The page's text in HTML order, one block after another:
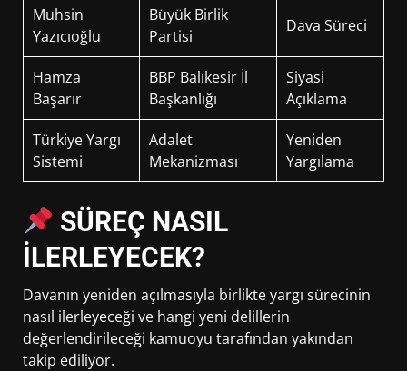
Muhsin
Yazıcıoğlu
Büyük Birlik
Partisi
Dava Süreci
Hamza
Başarır
BBP Balıkesir İl
Başkanlığı
Siyasi
Açıklama
Türkiye Yargı
Sistemi
Adalet
Mekanizması
Yeniden
Yargılama
SÜREÇ NASIL
İLERLEYECEK?
Davanın yeniden açılmasıyla birlikte yargı sürecinin
nasıl ilerleyeceği ve hangi yeni delillerin
değerlendirileceği kamuoyu tarafından yakından
takip ediliyor.